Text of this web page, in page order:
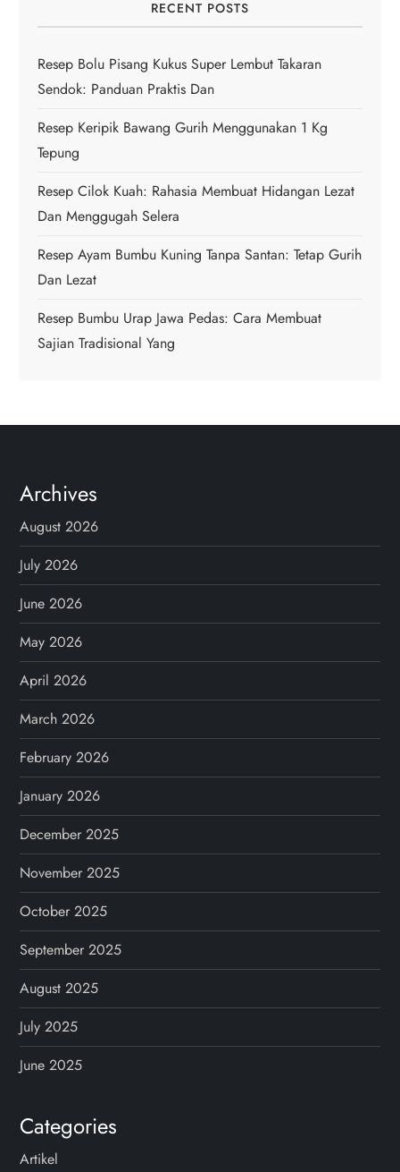
g
a
t
i
o
n
RECENT POSTS
Resep Bolu Pisang Kukus Super Lembut Takaran
Sendok: Panduan Praktis Dan
Resep Keripik Bawang Gurih Menggunakan 1 Kg
Tepung
Resep Cilok Kuah: Rahasia Membuat Hidangan Lezat
Dan Menggugah Selera
Resep Ayam Bumbu Kuning Tanpa Santan: Tetap Gurih
Dan Lezat
Resep Bumbu Urap Jawa Pedas: Cara Membuat
Sajian Tradisional Yang
Archives
August 2026
July 2026
June 2026
May 2026
April 2026
March 2026
February 2026
January 2026
December 2025
November 2025
October 2025
September 2025
August 2025
July 2025
June 2025
Categories
Artikel